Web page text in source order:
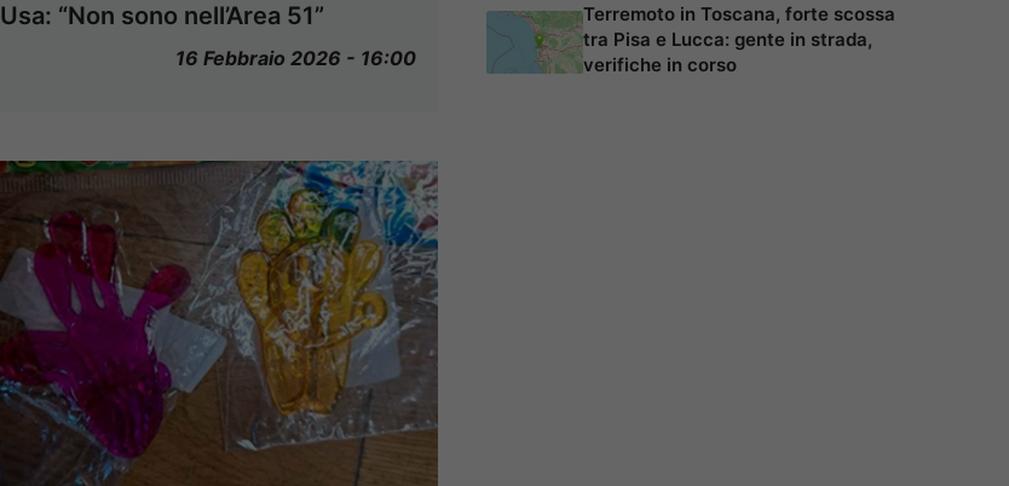
Usa: “Non sono nell’Area 51”
16 Febbraio 2026 - 16:00
Terremoto in Toscana, forte scossa
tra Pisa e Lucca: gente in strada,
verifiche in corso